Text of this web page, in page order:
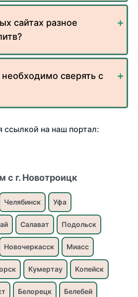
сайтах разное
сверять с
ссылкой на наш портал:
с г. Новотроицк
Челябинск Уфа
Салават Подольск
Новочеркасск Миасс
Кумертау Копейск
Белорецк Белебей